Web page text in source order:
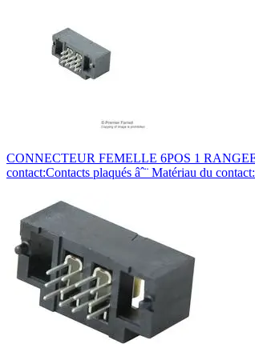
CONNECTEUR FEMELLE 6POS 1 RANGEE
contact:Contacts plaqués âˆ¨ Matériau du